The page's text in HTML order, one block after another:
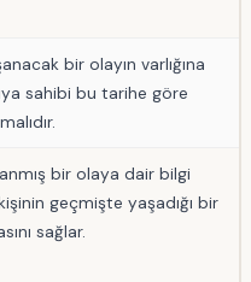
bir olayın varlığına
sahibi bu tarihe göre
bir olaya dair bilgi
geçmişte yaşadığı bir
sağlar.